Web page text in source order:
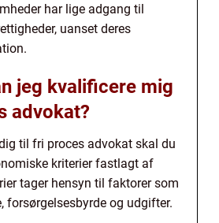
har lige adgang til
uanset deres
jeg kvalificere mig
advokat?
til fri proces advokat skal du
kriterier fastlagt af
tager hensyn til faktorer som
forsørgelsesbyrde og udgifter.